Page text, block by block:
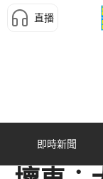
直播
即時新聞